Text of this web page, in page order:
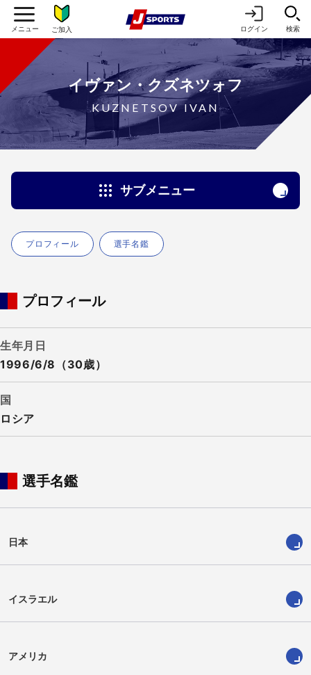
ご加入 ログイン 検索
イヴァン・クズネツォフ
KUZNETSOV IVAN
サブメニュー
プロフィール 選手名鑑
プロフィール
生年月日
1996/6/8（30歳）
国
ロシア
選手名鑑
日本
イスラエル
アメリカ